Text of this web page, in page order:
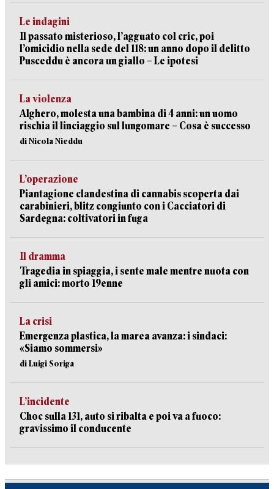
Le indagini
Il passato misterioso, l’agguato col cric, poi
l’omicidio nella sede del 118: un anno dopo il delitto
Pusceddu è ancora un giallo – Le ipotesi
La violenza
Alghero, molesta una bambina di 4 anni: un uomo
rischia il linciaggio sul lungomare – Cosa è successo
di Nicola Nieddu
L’operazione
Piantagione clandestina di cannabis scoperta dai
carabinieri, blitz congiunto con i Cacciatori di
Sardegna: coltivatori in fuga
Il dramma
Tragedia in spiaggia, i sente male mentre nuota con
gli amici: morto 19enne
La crisi
Emergenza plastica, la marea avanza: i sindaci:
«Siamo sommersi»
di Luigi Soriga
L’incidente
Choc sulla 131, auto si ribalta e poi va a fuoco:
gravissimo il conducente